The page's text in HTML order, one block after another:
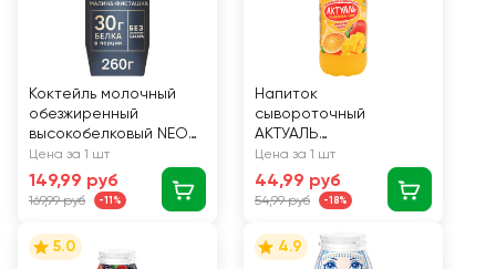
Коктейль молочный
обезжиренный
высокобелковый NEO
БЗМЖ со вкусом
малина-фисташка.
260г.
Цена за 1 шт
149,99 руб
169,99 руб -11%
Напиток
сывороточный
АКТУАЛЬ
Сыворотка+Сок
Апельсин и манго с
соком, без змж, 310г
Цена за 1 шт
44,99 руб
54,99 руб -18%
5.0 4.9